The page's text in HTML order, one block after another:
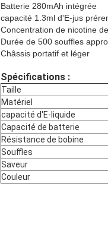
Batterie 280mAh intégrée
capacité 1.3ml d'E-jus
Concentration de nicotine
Durée de 500 souffles
Châssis portatif et léger
Spécifications :
Taille
Matériel
capacité d'E-liquide
Capacité de batterie
Résistance de bobine
Souffles
Saveur
Couleur